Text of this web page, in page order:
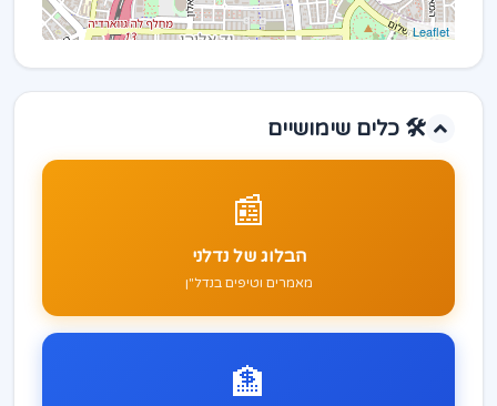
Leaflet
🛠️ כלים שימושיים
📰
הבלוג של נדלני
מאמרים וטיפים בנדל"ן
🏦